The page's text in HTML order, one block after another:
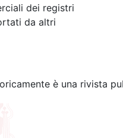
dei registri
da altri
è una rivista